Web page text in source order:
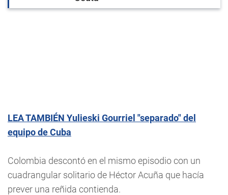
LEA TAMBIÉN Yulieski Gourriel "separado" del
equipo de Cuba
Colombia descontó en el mismo episodio con un
cuadrangular solitario de Héctor Acuña que hacía
prever una reñida contienda.